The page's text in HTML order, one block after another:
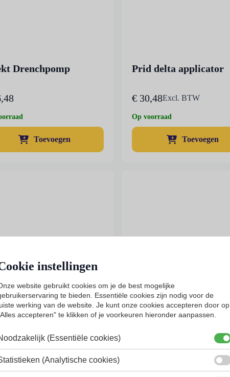
Drenchpomp
Toevoegen
Prid delta applicator
€30,48Excl. BTW
Op voorraad
Toevoegen
pillenschieter
Excl. BTW
Glijmiddel 500ml
instellingen
website gebruikt cookies om je de best mogelijke
te bieden. Essentiële cookies zijn nodig voor de
werking van de website. Je kunt onze cookies accepteren door op
accepteren" te klikken of je voorkeuren hieronder aanpassen.
(Essentiële cookies)
(Analytische cookies)